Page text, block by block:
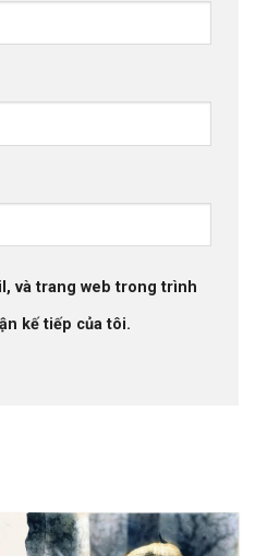
và trang web trong trình
kế tiếp của tôi.